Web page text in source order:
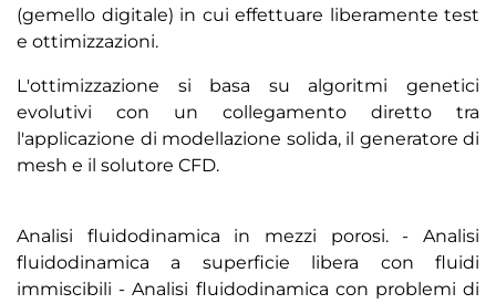
(gemello digitale) in cui effettuare liberamente test
e ottimizzazioni.
L'ottimizzazione si basa su algoritmi genetici
evolutivi con un collegamento diretto tra
l'applicazione di modellazione solida, il generatore di
mesh e il solutore CFD.
Analisi fluidodinamica in mezzi porosi. - Analisi
fluidodinamica a superficie libera con fluidi
immiscibili - Analisi fluidodinamica con problemi di